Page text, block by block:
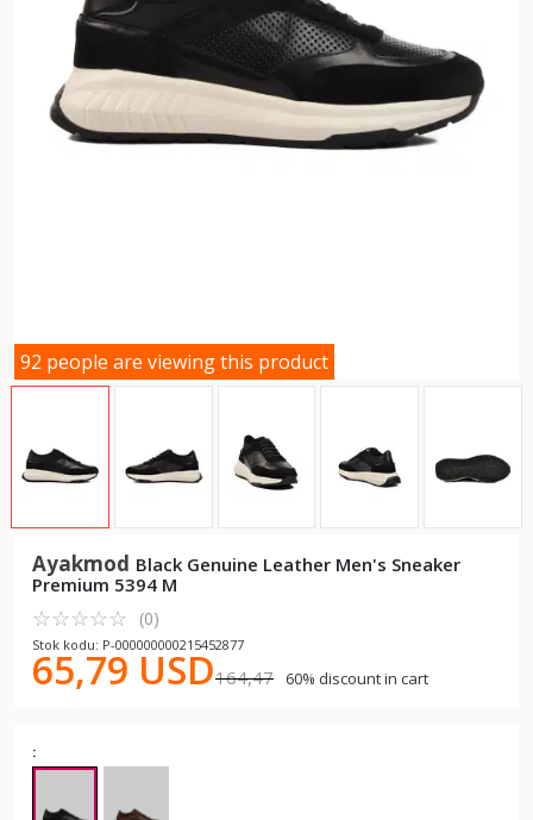
92 people are viewing this product
Ayakmod Black Genuine Leather Men's Sneaker
Premium 5394 M
☆☆☆☆☆
★★★★★ (0)
Stok kodu: P-000000000215452877
65,79 USD164,47 60% discount in cart
: